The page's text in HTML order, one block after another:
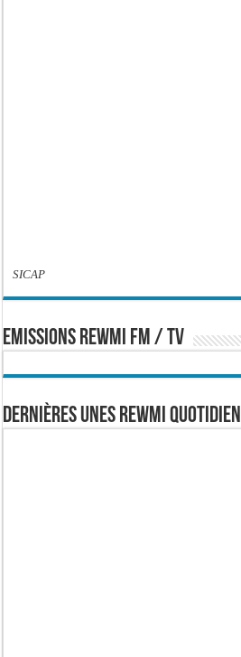
SICAP
EMISSIONS REWMI FM / TV
Dernières Unes Rewmi Quotidien